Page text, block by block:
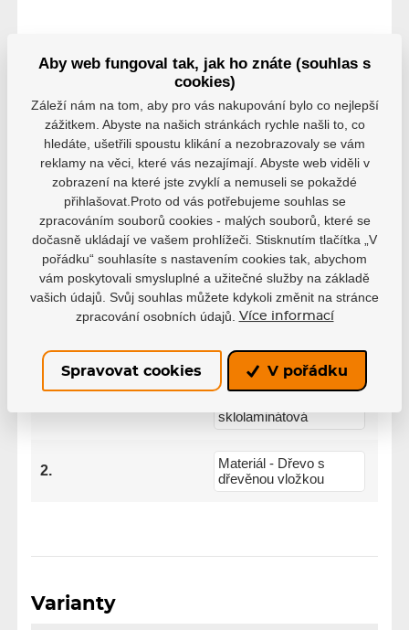
Výrobce Winnwell
Varianta Senior
Strana
Levá ruka dole
Pravá ruka dole
Konstrukce -ABS
sklolaminátová
2.
Materiál - Dřevo s
dřevěnou vložkou
Varianty
Aby web fungoval tak, jak ho znáte (souhlas s
cookies)
Záleží nám na tom, aby pro vás nakupování bylo co nejlepší
zážitkem. Abyste na našich stránkách rychle našli to, co
hledáte, ušetřili spoustu klikání a nezobrazovaly se vám
reklamy na věci, které vás nezajímají. Abyste web viděli v
zobrazení na které jste zvyklí a nemuseli se pokaždé
přihlašovat.Proto od vás potřebujeme souhlas se
zpracováním souborů cookies - malých souborů, které se
dočasně ukládají ve vašem prohlížeči. Stisknutím tlačítka „V
pořádku“ souhlasíte s nastavením cookies tak, abychom
vám poskytovali smysluplné a užitečné služby na základě
vašich údajů. Svůj souhlas můžete kdykoli změnit na stránce
zpracování osobních údajů.
Více informací
Spravovat cookies V pořádku